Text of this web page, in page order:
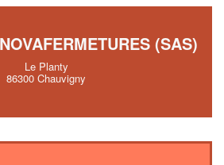
(SAS)
Le Planty
86300 Chauvigny